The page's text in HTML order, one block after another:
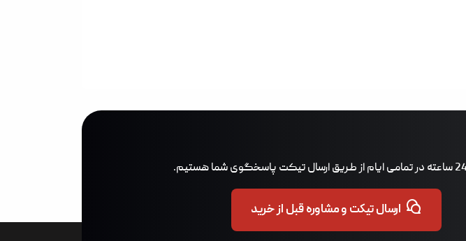
ارسال تیکت و مشاوره قبل از خرید